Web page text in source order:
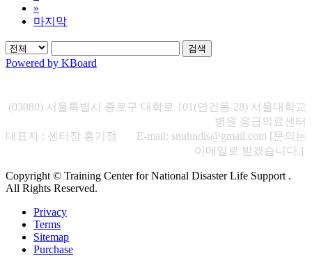
»
마지막
검색
Powered by KBoard
(03080) 서울특별시 종로구 대학로 101(연건동 28) 서울대학교
병원 응급의료센터
대표자 : 센터장 홍기정 E-mail: snuhndls@gmail.com [문의는
이메일로 받겠습니다.]
Copyright © Training Center for National Disaster Life Support .
All Rights Reserved.
Privacy
Terms
Sitemap
Purchase